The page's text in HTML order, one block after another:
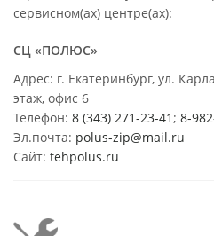
сервисном(ах) центре(ах):
СЦ «ПОЛЮС»
Адрес: г. Екатеринбург, ул.
этаж, офис 6
Телефон: 8 (343) 271-23-41 ; 8-
Эл.почта: polus-zip@mail.ru
Сайт: tehpolus.ru